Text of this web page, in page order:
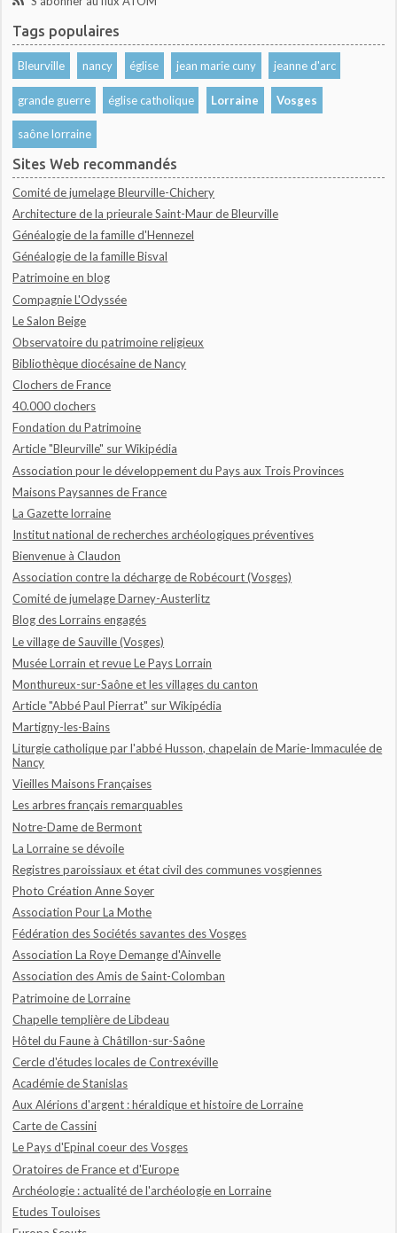
Tags populaires
Bleurville nancy église jean marie cuny jeanne d'arc
grande guerre église catholique Lorraine Vosges
saône lorraine
Sites Web recommandés
Comité de jumelage Bleurville-Chichery
Architecture de la prieurale Saint-Maur de Bleurville
Généalogie de la famille d'Hennezel
Généalogie de la famille Bisval
Patrimoine en blog
Compagnie L'Odyssée
Le Salon Beige
Observatoire du patrimoine religieux
Bibliothèque diocésaine de Nancy
Clochers de France
40.000 clochers
Fondation du Patrimoine
Article "Bleurville" sur Wikipédia
Association pour le développement du Pays aux Trois Provinces
Maisons Paysannes de France
La Gazette lorraine
Institut national de recherches archéologiques préventives
Bienvenue à Claudon
Association contre la décharge de Robécourt (Vosges)
Comité de jumelage Darney-Austerlitz
Blog des Lorrains engagés
Le village de Sauville (Vosges)
Musée Lorrain et revue Le Pays Lorrain
Monthureux-sur-Saône et les villages du canton
Article "Abbé Paul Pierrat" sur Wikipédia
Martigny-les-Bains
Liturgie catholique par l'abbé Husson, chapelain de Marie-Immaculée de
Nancy
Vieilles Maisons Françaises
Les arbres français remarquables
Notre-Dame de Bermont
La Lorraine se dévoile
Registres paroissiaux et état civil des communes vosgiennes
Photo Création Anne Soyer
Association Pour La Mothe
Fédération des Sociétés savantes des Vosges
Association La Roye Demange d'Ainvelle
Association des Amis de Saint-Colomban
Patrimoine de Lorraine
Chapelle templière de Libdeau
Hôtel du Faune à Châtillon-sur-Saône
Cercle d'études locales de Contrexéville
Académie de Stanislas
Aux Alérions d'argent : héraldique et histoire de Lorraine
Carte de Cassini
Le Pays d'Epinal coeur des Vosges
Oratoires de France et d'Europe
Archéologie : actualité de l'archéologie en Lorraine
Etudes Touloises